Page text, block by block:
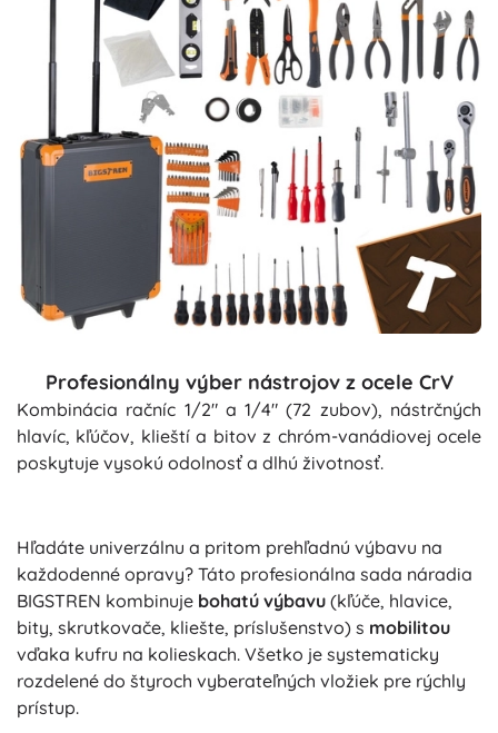
Profesionálny výber nástrojov z ocele CrV
Kombinácia račníc 1/2" a 1/4" (72 zubov), nástrčných
hlavíc, kľúčov, klieští a bitov z chróm-vanádiovej ocele
poskytuje vysokú odolnosť a dlhú životnosť.
Hľadáte univerzálnu a pritom prehľadnú výbavu na
každodenné opravy? Táto profesionálna sada náradia
BIGSTREN kombinuje bohatú výbavu (kľúče, hlavice,
bity, skrutkovače, kliešte, príslušenstvo) s mobilitou
vďaka kufru na kolieskach. Všetko je systematicky
rozdelené do štyroch vyberateľných vložiek pre rýchly
prístup.